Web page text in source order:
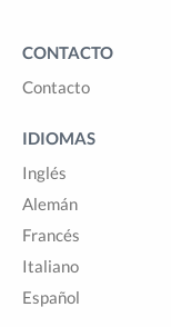
CONTACTO
Contacto
IDIOMAS
Inglés
Alemán
Francés
Italiano
Español